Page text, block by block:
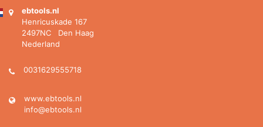
ebtools.nl
Henricuskade 167
2497NC Den Haag
Nederland
0031629555718
www.ebtools.nl
info@ebtools.nl